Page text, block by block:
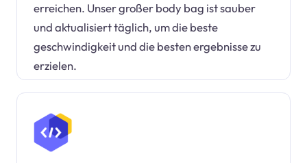
erreichen. Unser großer body bag ist sauber
und aktualisiert täglich, um die beste
geschwindigkeit und die besten ergebnisse zu
erzielen.